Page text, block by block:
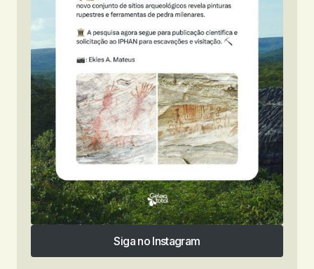
Siga no Instagram
Siga no Instagram